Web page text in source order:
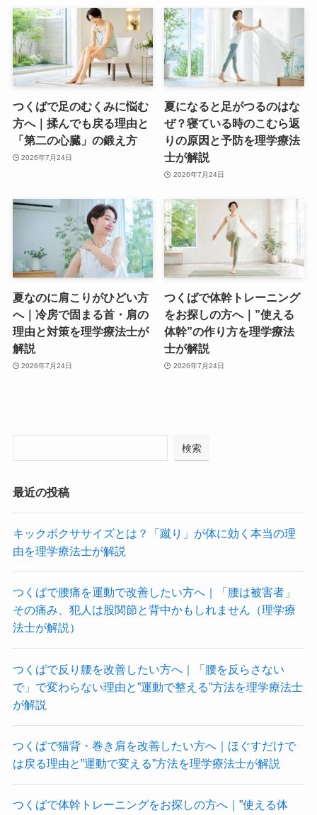
つくばで足のむくみに悩む
方へ｜揉んでも戻る理由と
「第二の心臓」の鍛え方
2026年7月24日
夏になると足がつるのはな
ぜ？寝ている時のこむら返
りの原因と予防を理学療法
士が解説
2026年7月24日
夏なのに肩こりがひどい方
へ｜冷房で固まる首・肩の
理由と対策を理学療法士が
解説
2026年7月24日
つくばで体幹トレーニング
をお探しの方へ｜”使える
体幹”の作り方を理学療法
士が解説
2026年7月24日
検索
最近の投稿
キックボクササイズとは？「蹴り」が体に効く本当の理
由を理学療法士が解説
つくばで腰痛を運動で改善したい方へ｜「腰は被害者」
その痛み、犯人は股関節と背中かもしれません（理学療
法士が解説）
つくばで反り腰を改善したい方へ｜「腰を反らさない
で」で変わらない理由と”運動で整える”方法を理学療法士
が解説
つくばで猫背・巻き肩を改善したい方へ｜ほぐすだけで
は戻る理由と”運動で変える”方法を理学療法士が解説
つくばで体幹トレーニングをお探しの方へ｜”使える体